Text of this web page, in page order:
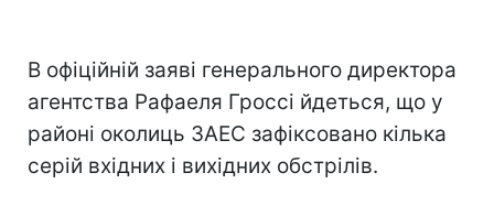
В офіційній заяві генерального директора
агентства Рафаеля Гроссі йдеться, що у
районі околиць ЗАЕС зафіксовано кілька
серій вхідних і вихідних обстрілів.